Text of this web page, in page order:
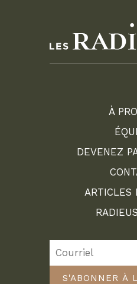
À
DEVENEZ
ARTICLES
S'ABONNER À